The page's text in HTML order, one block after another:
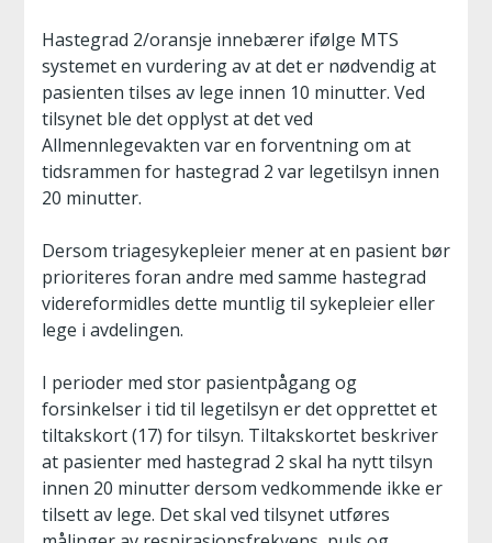
Hastegrad 2/oransje innebærer ifølge MTS
systemet en vurdering av at det er nødvendig at
pasienten tilses av lege innen 10 minutter. Ved
tilsynet ble det opplyst at det ved
Allmennlegevakten var en forventning om at
tidsrammen for hastegrad 2 var legetilsyn innen
20 minutter.
Dersom triagesykepleier mener at en pasient bør
prioriteres foran andre med samme hastegrad
videreformidles dette muntlig til sykepleier eller
lege i avdelingen.
I perioder med stor pasientpågang og
forsinkelser i tid til legetilsyn er det opprettet et
tiltakskort (17) for tilsyn. Tiltakskortet beskriver
at pasienter med hastegrad 2 skal ha nytt tilsyn
innen 20 minutter dersom vedkommende ikke er
tilsett av lege. Det skal ved tilsynet utføres